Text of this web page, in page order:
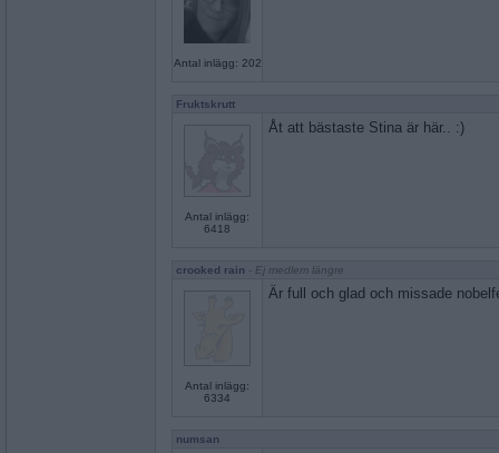
Antal inlägg: 202
Fruktskrutt
Antal inlägg:
6418
Åt att bästaste Stina är här.. :)
crooked rain - Ej medlem längre
Antal inlägg:
6334
Är full och glad och missade
numsan